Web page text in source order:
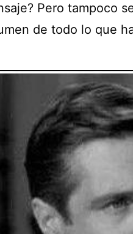
Pero tampoco
de todo lo que